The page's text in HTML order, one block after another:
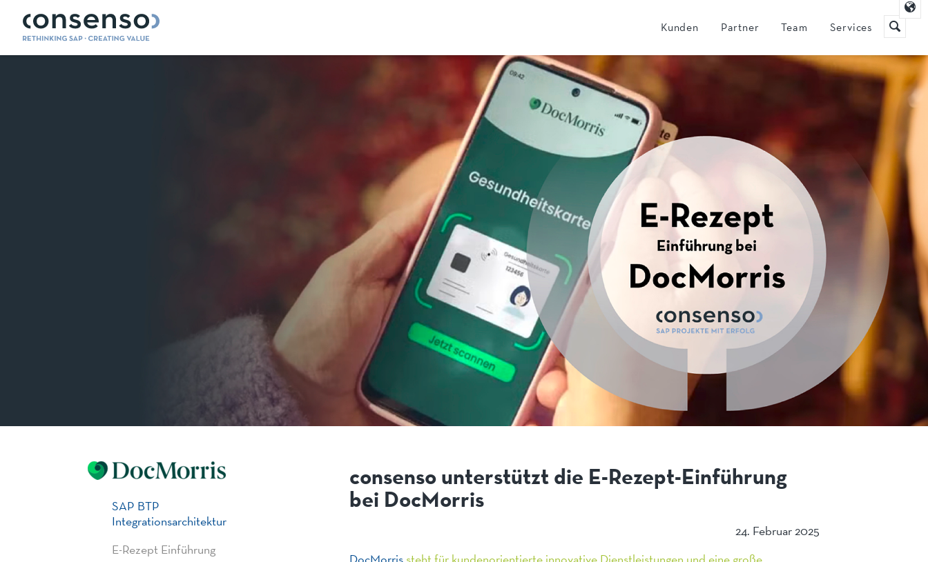
Navigation
überspringen
Kunden Partner Team Services
SAP BTP
Integrationsarchitektur
E-Rezept Einführung
consenso unterstützt die E-Rezept-Einführung
bei DocMorris
24. Februar 2025